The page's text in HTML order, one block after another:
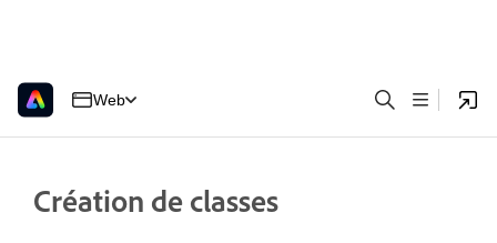
Web
Création de classes